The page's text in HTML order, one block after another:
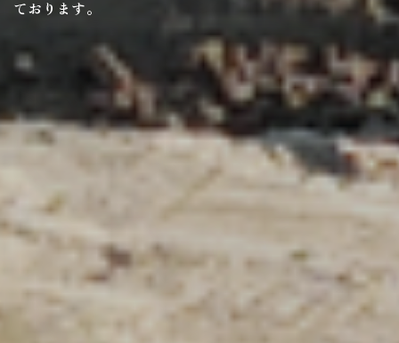
ております。